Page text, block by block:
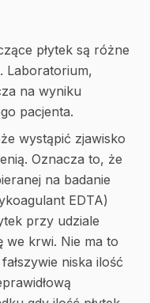
płytek są różne
Laboratorium,
na wyniku
pacjenta.
wystąpić zjawisko
Oznacza to, że
na badanie
EDTA)
przy udziale
we krwi. Nie ma to
niska ilość